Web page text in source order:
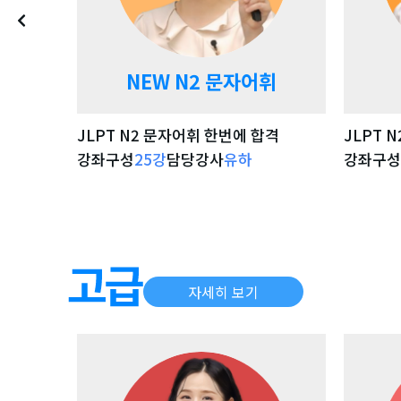
NEW N2 문자어휘
JLPT N2 문자어휘 한번에 합격
강좌구성25강담당강사유하
JLPT
강좌구성
자세히 보기